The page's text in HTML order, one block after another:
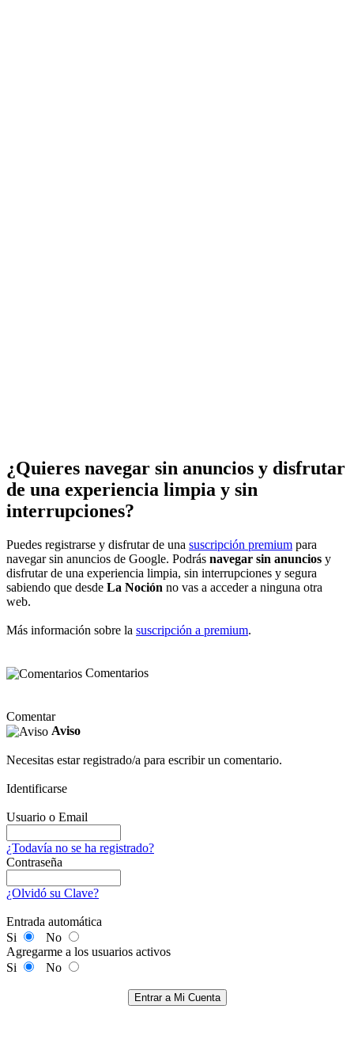
¿Quieres navegar sin anuncios y disfrutar
de una experiencia limpia y sin
interrupciones?
Puedes registrarse y disfrutar de una suscripción premium para
navegar sin anuncios de Google. Podrás navegar sin anuncios y
disfrutar de una experiencia limpia, sin interrupciones y segura
sabiendo que desde La Noción no vas a acceder a ninguna otra
web.
Más información sobre la suscripción a premium.
Comentarios
Comentar
Aviso
Necesitas estar registrado/a para escribir un comentario.
Identificarse
Usuario o Email
¿Todavía no se ha registrado?
Contraseña
¿Olvidó su Clave?
Entrada automática
Si
No
Agregarme a los usuarios activos
Si
No
Entrar a Mi Cuenta